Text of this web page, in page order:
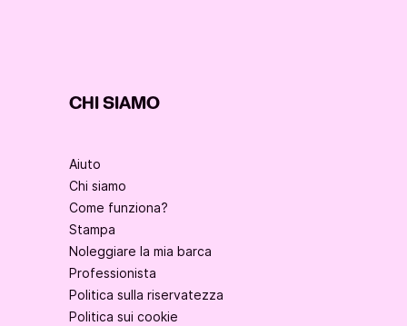
CHI SIAMO
Aiuto
Chi siamo
Come funziona?
Stampa
Noleggiare la mia barca
Professionista
Politica sulla riservatezza
Politica sui cookie